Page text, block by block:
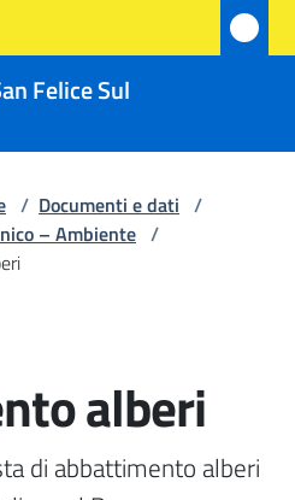
Felice Sul
/ Documenti e dati /
– Ambiente /
alberi
di abbattimento alberi